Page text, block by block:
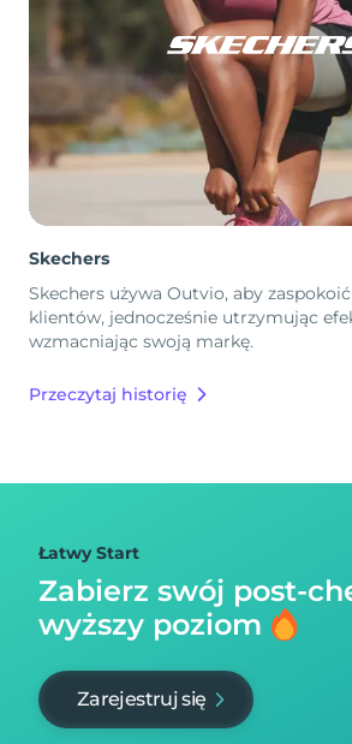
Skechers
Skechers używa Outvio, aby
klientów, jednocześnie utrzymując
wzmacniając swoją markę.
Przeczytaj historię
Łatwy Start
Zabierz swój post-
wyższy poziom
Zarejestruj się